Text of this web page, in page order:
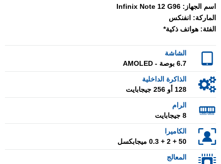
اسم الجهاز: Infinix Note 12 G96
الماركة: انفنكس
الفئة: هواتف ذكية*
الشاشة
6.7 بوصة - AMOLED
الذاكرة الداخلية
128 أو 256 جيجابايت
الرام
8 جيجابايت
الكاميرا
50 + 2 + 0.3 ميجابكسل
المعالج